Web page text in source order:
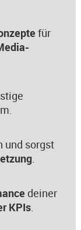
für
und sorgst
.
deiner
KPIs.